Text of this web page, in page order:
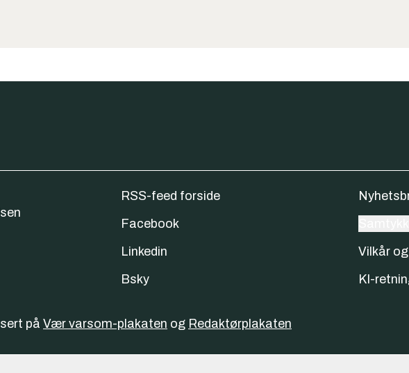
RSS-feed forside
Facebook
Linkedin
Bsky
Vilkår
KI-
på Vær varsom-plakaten og Redaktørplakaten